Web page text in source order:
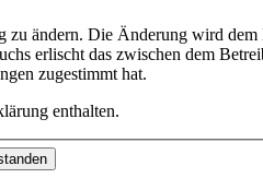
zu ändern. Die Änderung wird
erlischt das zwischen dem
zugestimmt hat.
enthalten.